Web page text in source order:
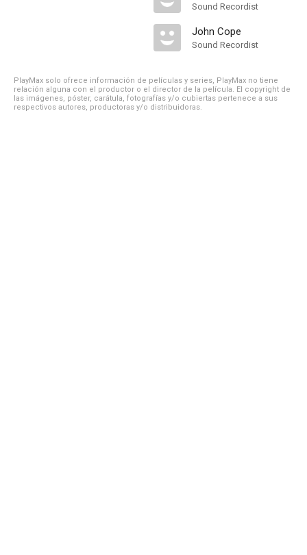
Sound Recordist
John Cope
Sound Recordist
PlayMax solo ofrece información de películas y series, PlayMax no tiene
relación alguna con el productor o el director de la película. El copyright de
las imágenes, póster, carátula, fotografías y/o cubiertas pertenece a sus
respectivos autores, productoras y/o distribuidoras.